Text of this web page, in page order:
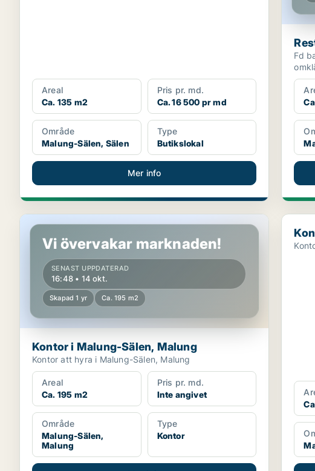
Areal
Ca. 135 m2
Pris pr. md.
Ca. 16 500 pr md
Område
Malung-Sälen, Sälen
Type
Butikslokal
Mer info
Fd
Kontor i Malung-Sälen, Malung
Vi övervakar marknaden!
SENAST UPPDATERAD
16:48 • 14 okt.
Skapad 1 yr Ca. 195 m2
Kontor i Malung-Sälen, Malung
Kontor att hyra i Malung-Sälen, Malung
Areal
Ca. 195 m2
Pris pr. md.
Inte angivet
Område
Malung-Sälen,
Malung
Type
Kontor
Kontor